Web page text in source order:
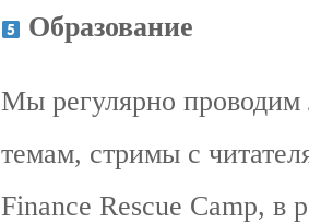
Образование
Мы регулярно проводим
темам, стримы с
Finance Rescue Camp, в